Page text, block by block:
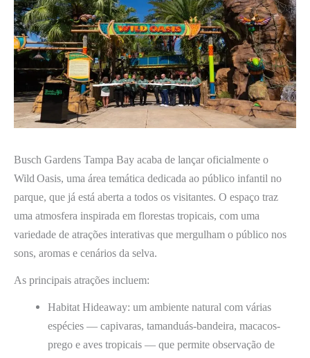
Busch Gardens Tampa Bay acaba de lançar oficialmente o
Wild Oasis, uma área temática dedicada ao público infantil no
parque, que já está aberta a todos os visitantes. O espaço traz
uma atmosfera inspirada em florestas tropicais, com uma
variedade de atrações interativas que mergulham o público nos
sons, aromas e cenários da selva.
As principais atrações incluem:
Habitat Hideaway: um ambiente natural com várias
espécies — capivaras, tamanduás-bandeira, macacos-
prego e aves tropicais — que permite observação de